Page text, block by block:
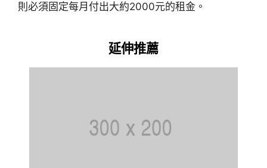
則必須固定每月付出大約2000元的租金。
延伸推薦